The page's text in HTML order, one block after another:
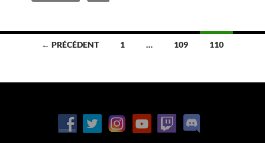
Navigation
articles
← PRÉCÉDENT 1 … 109 110